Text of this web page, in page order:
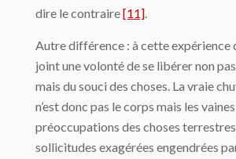
dire le contraire[11].
Autre différence : à cette expérience
joint une volonté de se libérer non
mais du souci des choses. La vraie
n’est donc pas le corps mais les vaines
préoccupations des choses
sollicitudes exagérées engendrées